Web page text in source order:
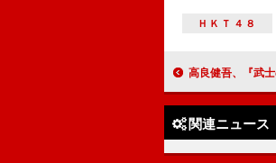
ＨＫＴ４８
高良健吾、『武士の献立』で地元熊
関連ニュース